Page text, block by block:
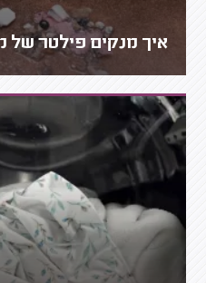
איך מנקים פילטר של